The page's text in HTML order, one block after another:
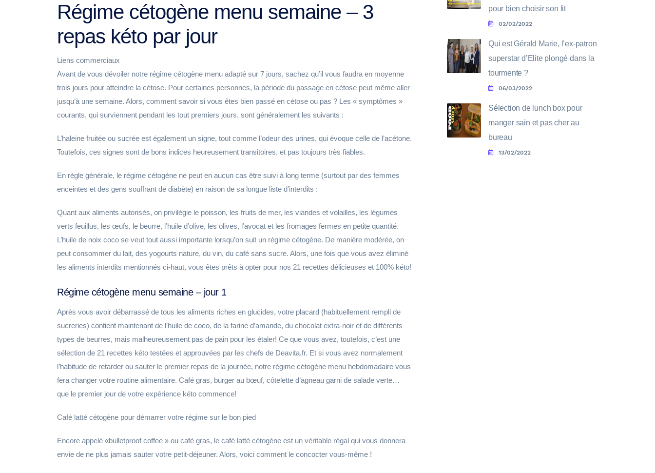
Régime cétogène menu semaine – 3
repas kéto par jour
Liens commerciaux
Avant de vous dévoiler notre régime cétogène menu adapté sur 7 jours, sachez qu’il vous faudra en moyenne
trois jours pour atteindre la cétose. Pour certaines personnes, la période du passage en cétose peut même aller
jusqu’à une semaine. Alors, comment savoir si vous êtes bien passé en cétose ou pas ? Les « symptômes »
courants, qui surviennent pendant les tout premiers jours, sont généralement les suivants :
L’haleine fruitée ou sucrée est également un signe, tout comme l’odeur des urines, qui évoque celle de l’acétone.
Toutefois, ces signes sont de bons indices heureusement transitoires, et pas toujours très fiables.
En règle générale, le régime cétogène ne peut en aucun cas être suivi à long terme (surtout par des femmes
enceintes et des gens souffrant de diabète) en raison de sa longue liste d’interdits :
Quant aux aliments autorisés, on privilégie le poisson, les fruits de mer, les viandes et volailles, les légumes
verts feuillus, les œufs, le beurre, l’huile d’olive, les olives, l’avocat et les fromages fermes en petite quantité.
L’huile de noix coco se veut tout aussi importante lorsqu’on suit un régime cétogène. De manière modérée, on
peut consommer du lait, des yogourts nature, du vin, du café sans sucre. Alors, une fois que vous avez éliminé
les aliments interdits mentionnés ci-haut, vous êtes prêts à opter pour nos 21 recettes délicieuses et 100% kéto!
Régime cétogène menu semaine – jour 1
Après vous avoir débarrassé de tous les aliments riches en glucides, votre placard (habituellement rempli de
sucreries) contient maintenant de l’huile de coco, de la farine d’amande, du chocolat extra-noir et de différents
types de beurres, mais malheureusement pas de pain pour les étaler! Ce que vous avez, toutefois, c’est une
sélection de 21 recettes kéto testées et approuvées par les chefs de Deavita.fr. Et si vous avez normalement
l’habitude de retarder ou sauter le premier repas de la journée, notre régime cétogène menu hebdomadaire vous
fera changer votre routine alimentaire. Café gras, burger au bœuf, côtelette d’agneau garni de salade verte…
que le premier jour de votre expérience kéto commence!
Café latté cétogène pour démarrer votre régime sur le bon pied
Encore appelé «bulletproof coffee » ou café gras, le café latté cétogène est un véritable régal qui vous donnera
envie de ne plus jamais sauter votre petit-déjeuner. Alors, voici comment le concocter vous-même !
pour bien choisir son lit
02/02/2022
Qui est Gérald Marie, l’ex-patron
superstar d’Elite plongé dans la
tourmente ?
06/03/2022
Sélection de lunch box pour
manger sain et pas cher au
bureau
13/02/2022